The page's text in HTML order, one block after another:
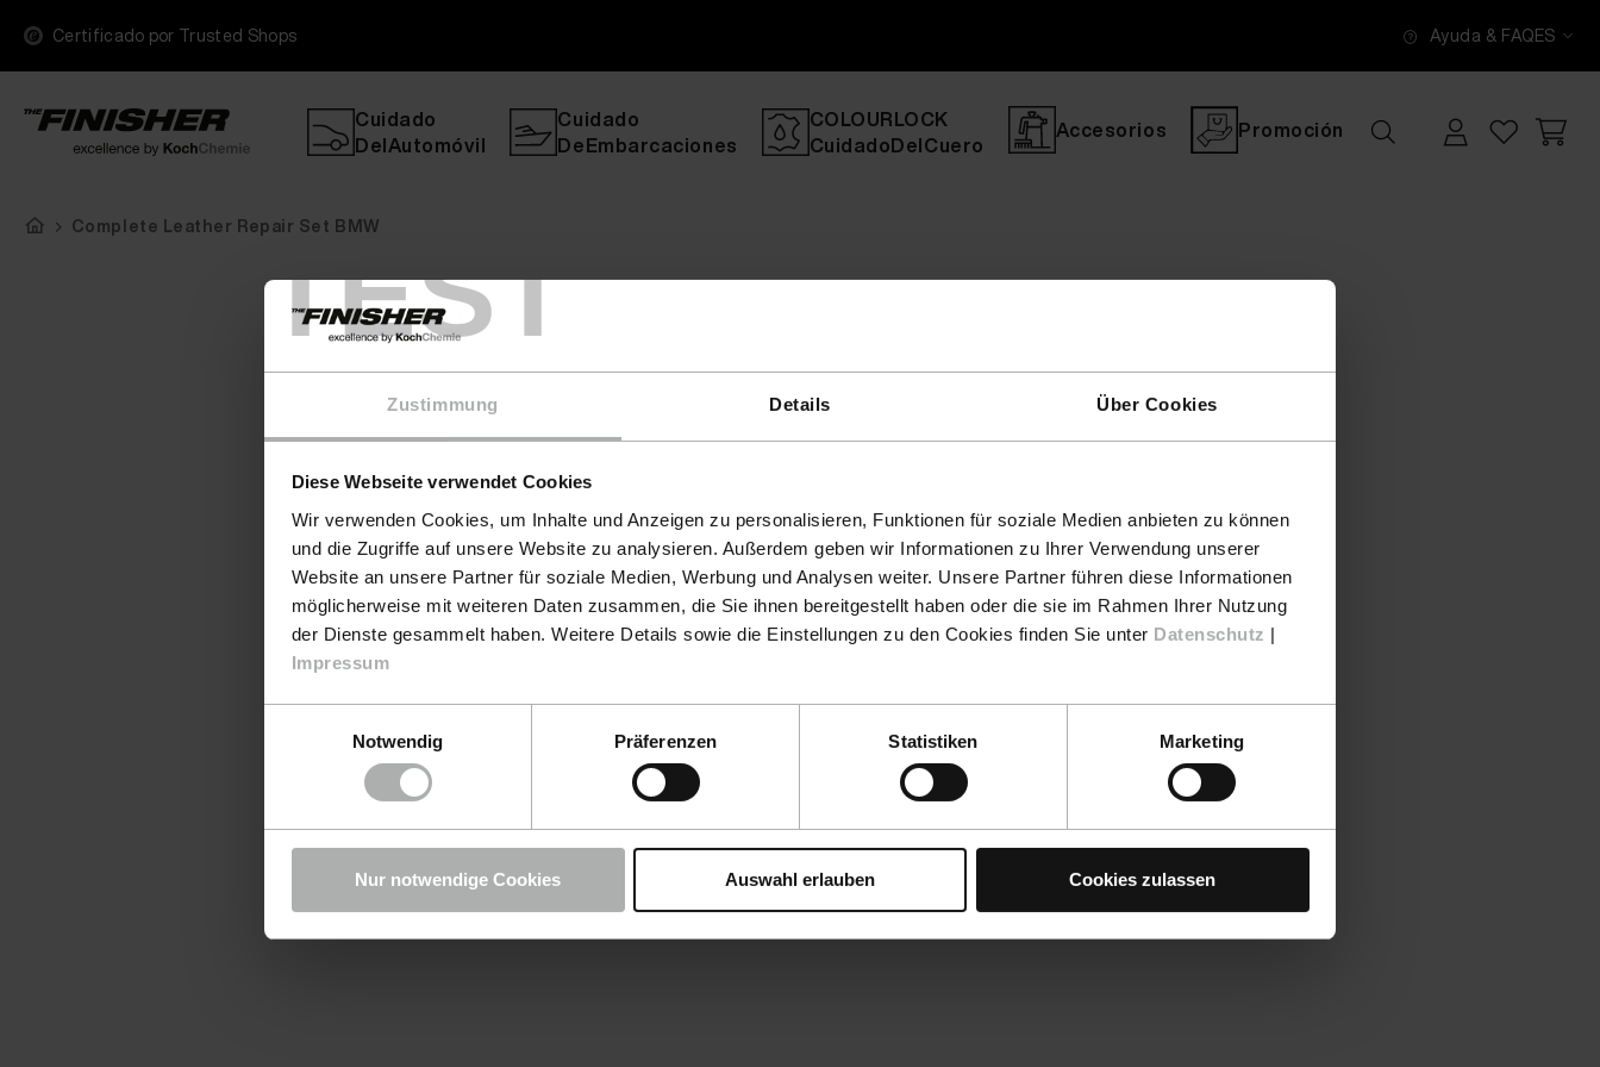
TEST
Zustimmung Details Über Cookies
Diese Webseite verwendet Cookies
Wir verwenden Cookies, um Inhalte und Anzeigen zu personalisieren, Funktionen für soziale Medien anbieten zu können
und die Zugriffe auf unsere Website zu analysieren. Außerdem geben wir Informationen zu Ihrer Verwendung unserer
Website an unsere Partner für soziale Medien, Werbung und Analysen weiter. Unsere Partner führen diese Informationen
möglicherweise mit weiteren Daten zusammen, die Sie ihnen bereitgestellt haben oder die sie im Rahmen Ihrer Nutzung
der Dienste gesammelt haben. Weitere Details sowie die Einstellungen zu den Cookies finden Sie unter Datenschutz |
Impressum
Notwendig
Präferenzen Statistiken Marketing
Nur notwendige Cookies Auswahl erlauben Cookies zulassen
Certificado por Trusted Shops Ayuda & FAQES
Cuidado
DelAutomóvil
Cuidado
DeEmbarcaciones
COLOURLOCK
CuidadoDelCuero
Accesorios Promoción
Complete Leather Repair Set BMW